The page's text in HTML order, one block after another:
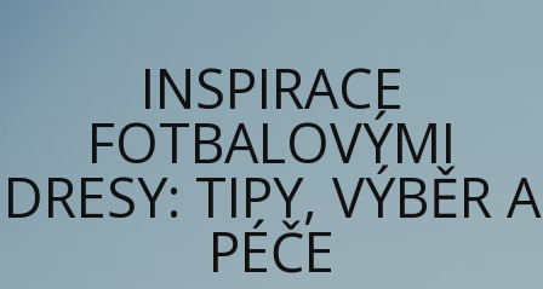
INSPIRACE
FOTBALOVÝMI
DRESY: TIPY, VÝBĚR A
PÉČE